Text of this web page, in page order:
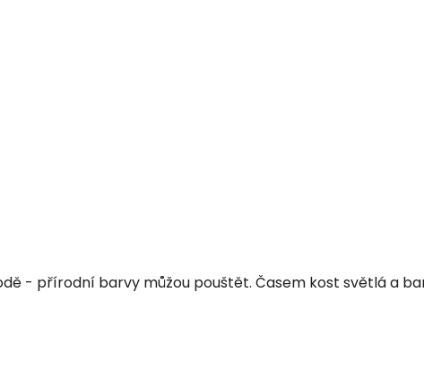
- přírodní barvy můžou pouštět. Časem kost světlá a